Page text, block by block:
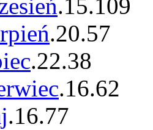
.15.109
.20.57
.22.38
.16.62
.16.77